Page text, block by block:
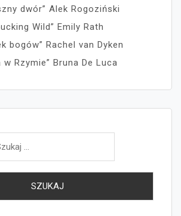
dwór” Alek Rogoziński
Wild” Emily Rath
bogów” Rachel van Dyken
w Rzymie” Bruna De Luca